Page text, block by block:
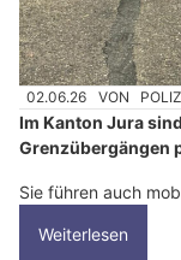
02.06.26 VON
Im Kanton Jura
Grenzübergängen
Sie führen auch
Weiterlesen